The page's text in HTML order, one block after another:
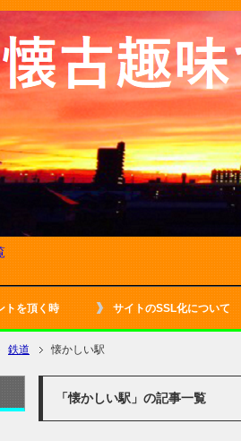
トを頂く時 サイトのSSL化について
鉄道 懐かしい駅
「懐かしい駅」の記事一覧